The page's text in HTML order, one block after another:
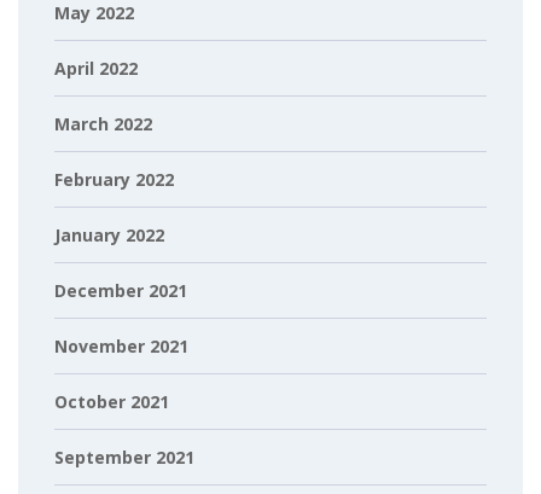
May 2022
April 2022
March 2022
February 2022
January 2022
December 2021
November 2021
October 2021
September 2021